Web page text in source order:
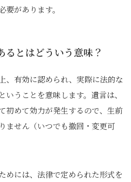
があります。
るとはどういう意味？
、有効に認められ、実際に法的な
いうことを意味します。遺言は、
初めて効力が発生するので、生前
ません（いつでも撤回・変更可
めには、法律で定められた形式を